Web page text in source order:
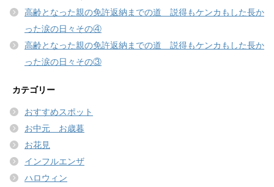
高齢となった親の免許返納までの道 説得もケンカもした長か
った涙の日々その④
高齢となった親の免許返納までの道 説得もケンカもした長か
った涙の日々その③
カテゴリー
おすすめスポット
お中元 お歳暮
お花見
インフルエンザ
ハロウィン